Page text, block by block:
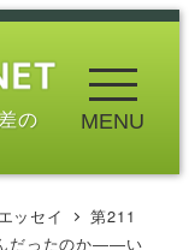
の MENU
ッセイ
第211
だったのか――い